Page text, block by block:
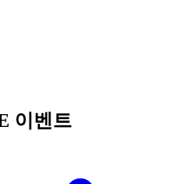
이벤트